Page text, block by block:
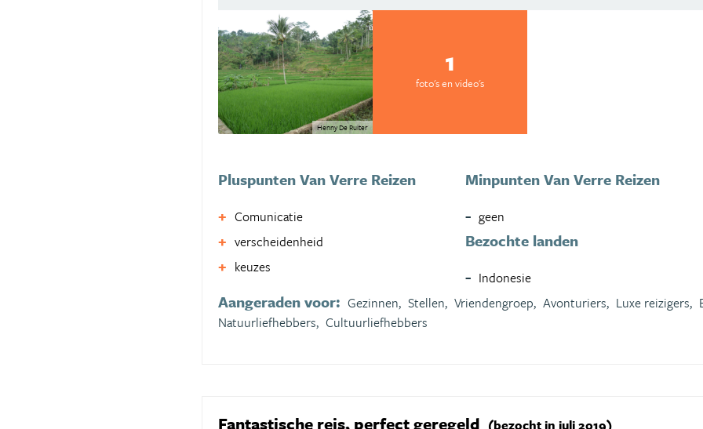
Henny De Ruiter
1
foto's en video's
Pluspunten Van Verre Reizen
Comunicatie
verscheidenheid
keuzes
Minpunten Van Verre Reizen
geen
Bezochte landen
Indonesie
Aangeraden voor: Gezinnen, Stellen, Vriendengroep, Avonturiers, Luxe reizigers,
Natuurliefhebbers, Cultuurliefhebbers
Fantastische reis, perfect geregeld (bezocht in juli 2019)